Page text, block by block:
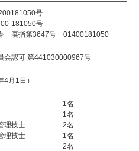
号
181050号
廃指第3647号 01400181050
会認可 第441030000967号
4月1日）
築士 1名
築士 1名
工管理技士 2名
工管理技士 1名
術者 2名